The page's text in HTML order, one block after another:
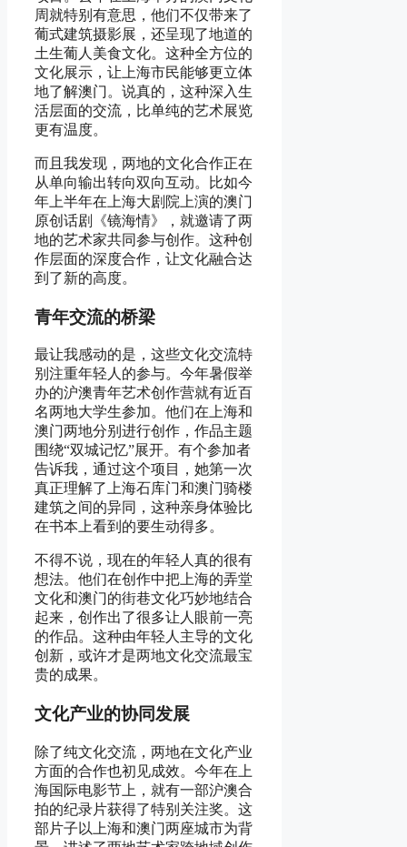
周就特别有意思，他们不仅带来了
葡式建筑摄影展，还呈现了地道的
土生葡人美食文化。这种全方位的
文化展示，让上海市民能够更立体
地了解澳门。说真的，这种深入生
活层面的交流，比单纯的艺术展览
更有温度。
而且我发现，两地的文化合作正在
从单向输出转向双向互动。比如今
年上半年在上海大剧院上演的澳门
原创话剧《镜海情》，就邀请了两
地的艺术家共同参与创作。这种创
作层面的深度合作，让文化融合达
到了新的高度。
青年交流的桥梁
最让我感动的是，这些文化交流特
别注重年轻人的参与。今年暑假举
办的沪澳青年艺术创作营就有近百
名两地大学生参加。他们在上海和
澳门两地分别进行创作，作品主题
围绕“双城记忆”展开。有个参加者
告诉我，通过这个项目，她第一次
真正理解了上海石库门和澳门骑楼
建筑之间的异同，这种亲身体验比
在书本上看到的要生动得多。
不得不说，现在的年轻人真的很有
想法。他们在创作中把上海的弄堂
文化和澳门的街巷文化巧妙地结合
起来，创作出了很多让人眼前一亮
的作品。这种由年轻人主导的文化
创新，或许才是两地文化交流最宝
贵的成果。
文化产业的协同发展
除了纯文化交流，两地在文化产业
方面的合作也初见成效。今年在上
海国际电影节上，就有一部沪澳合
拍的纪录片获得了特别关注奖。这
部片子以上海和澳门两座城市为背